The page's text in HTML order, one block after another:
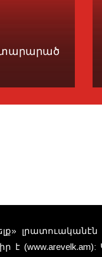
լրատուականէն